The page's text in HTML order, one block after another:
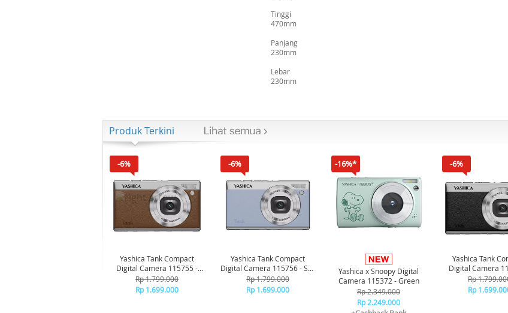
Tinggi
470mm
Panjang
230mm
Lebar
230mm
Produk Terkini
-6%
Yashica Tank Compact
Digital Camera 115755 -
Brown
Rp 1.799.000
Rp 1.699.000
-6%
Yashica Tank Compact
Digital Camera 115756 - Sky
Blue
Rp 1.799.000
Rp 1.699.000
-16%*
Yashica x Snoopy Digital
Camera 115372 - Green
Rp 2.349.000
Rp 2.249.000
-6%
Yashica Tank
Digital Camera
Black
Rp
Rp